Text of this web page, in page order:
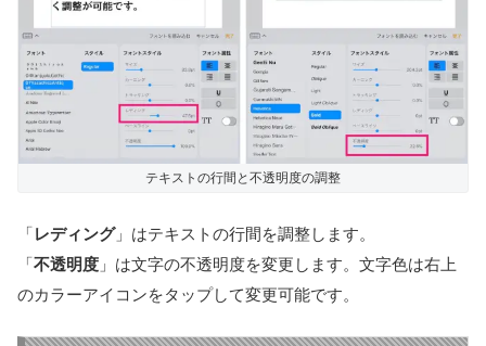
テキストの行間と不透明度の調整
「レディング」はテキストの行間を調整します。
「不透明度 」は文字の不透明度を変更します。文字色は右上
のカラーアイコンをタップして変更可能です。